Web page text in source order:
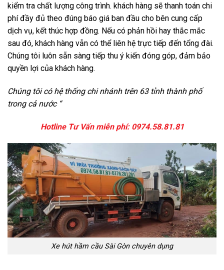
kiểm tra chất lượng công trình. khách hàng sẽ thanh toán chi
phí đầy đủ theo đúng báo giá ban đầu cho bên cung cấp
dịch vụ, kết thúc hợp đồng. Nếu có phản hồi hay thắc mắc
sau đó, khách hàng vẫn có thể liên hệ trực tiếp đến tổng đài.
Chúng tôi luôn sẵn sàng tiếp thu ý kiến đóng góp, đảm bảo
quyền lợi của khách hàng.
Chúng tôi có hệ thống chi nhánh trên 63 tỉnh thành phố
trong cả nước “
Hotline Tư Vấn miễn phí: 0974.58.81.81
Xe hút hầm cầu Sài Gòn chuyên dụng